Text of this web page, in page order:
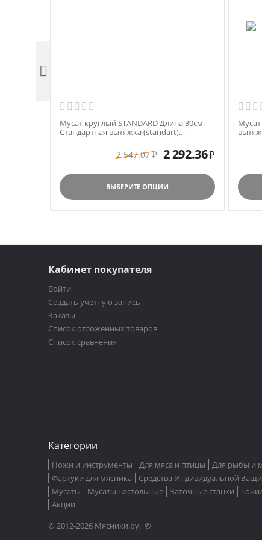
Мусат круглый STANDARD Длина 30см
Стандартная вытяжка (standart)
2 547.07 ₽ 2 292.36₽
ВЫБЕРИТЕ ОПЦИИ

Кабинет покупателя
Войти
Создать учетную запись
Заказы
Список отложенных товаров
Список сравнения
Категории
Ножи и инструменты Для мяса и птицы Для рыбы и
Фартуки для мясника
Средства Индивидуальной
Мусаты
Мусаты настольные Заточные станки
Акции
© 2012-2026 Мясники.ру. ©